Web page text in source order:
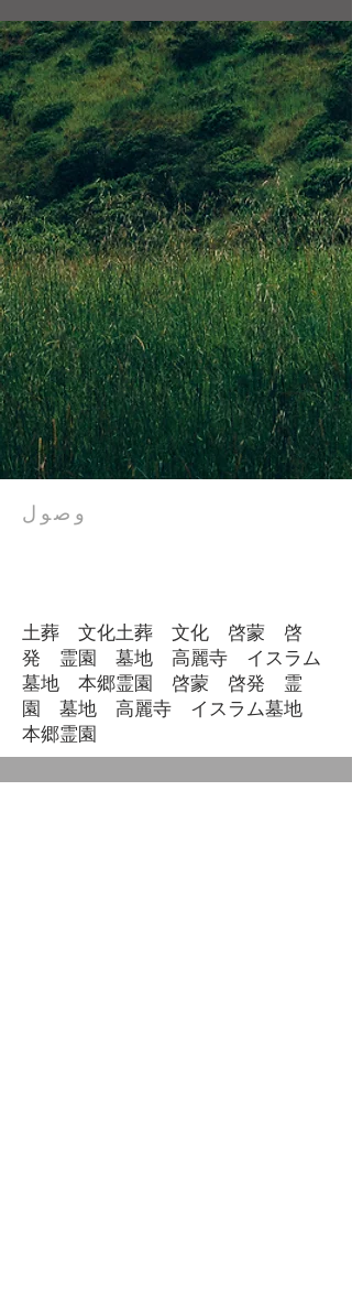
وصول
土葬 文化土葬 文化 啓蒙 啓
発 霊園 墓地 高麗寺 イスラム
墓地 本郷霊園 啓蒙 啓発 霊
園 墓地 高麗寺 イスラム墓地
本郷霊園